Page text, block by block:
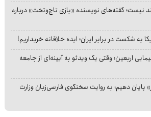
نیست؛ گفته‌های نویسنده «بازی تاج‌وتخت» درباره
به شکست در برابر ایران؛ ایده خلاقانه خریداریم!
اربعین؛ وقتی یک ویدئو به آیینه‌ای از جامعه
دهیم؛ به روایت سخنگوی فارسی‌زبان وزارت